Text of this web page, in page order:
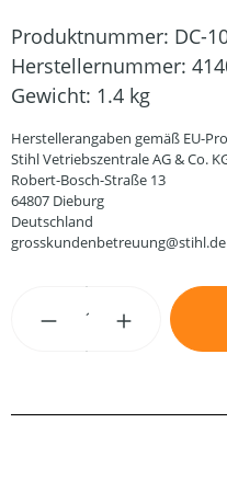
Produktnummer: DC-
Herstellernummer:
Gewicht: 1.4 kg
Herstellerangaben gemäß EU-
Stihl Vetriebszentrale AG & Co.
Robert-Bosch-Straße 13
64807 Dieburg
Deutschland
grosskundenbetreuung@stihl.de
Produkt Anzahl: